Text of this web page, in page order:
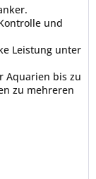
und
Leistung unter
Aquarien bis zu
zu mehreren